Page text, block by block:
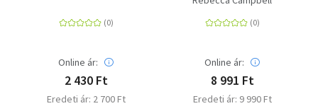
Online ár:
2 430 Ft
Eredeti ár: 2 700 Ft
Online ár:
8 991 Ft
Eredeti ár: 9 990 Ft